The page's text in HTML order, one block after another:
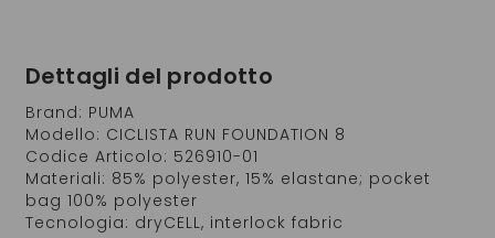
Dettagli del prodotto
Brand: PUMA
Modello: CICLISTA RUN FOUNDATION 8
Codice Articolo: 526910-01
Materiali: 85% polyester, 15% elastane; pocket
bag 100% polyester
Tecnologia: dryCELL, interlock fabric